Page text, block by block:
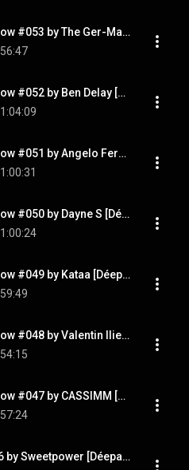
Déepalma Radioshow #053 by The Ger-Man [Déepalma Records]
56:47
Déepalma Radioshow #052 by Ben Delay [Déepalma Records]
1:04:09
Déepalma Radioshow #051 by Angelo Ferreri [Déepalma Records]
1:00:31
Déepalma Radioshow #050 by Dayne S [Déepalma Records]
1:00:24
Déepalma Radioshow #049 by Kataa [Déepalma Records]
59:49
Déepalma Radioshow #048 by Valentin Ilie [Déepalma Records]
54:15
Déepalma Radioshow #047 by CASSIMM [Déepalma Records]
57:24
Déepalma Mix #046 by Sweetpower [Déepalma Records]